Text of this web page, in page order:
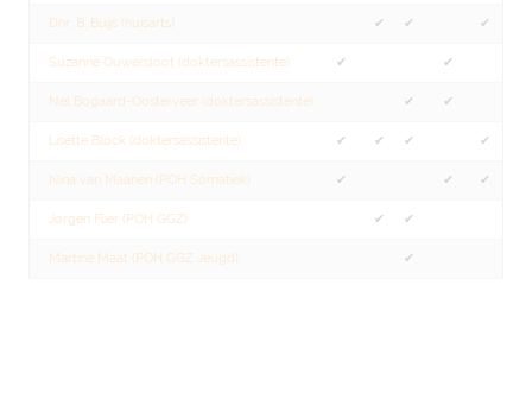
Dhr. B. Buijs (huisarts) ✔︎ ✔︎ ✔︎
Suzanne Ouwersloot (doktersassistente) ✔︎ ✔︎
Nel Bogaard-Oosterveer (doktersassistente) ✔︎ ✔︎
Lisette Block (doktersassistente) ✔︎ ✔︎ ✔︎ ✔︎
Nina van Maanen (POH Somatiek) ✔︎ ✔︎ ✔︎
Jørgen Flier (POH GGZ) ✔︎ ✔︎
Martine Maat (POH GGZ Jeugd) ✔︎